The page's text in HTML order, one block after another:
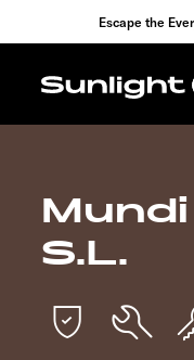
Escape the
Modelle
S.L.